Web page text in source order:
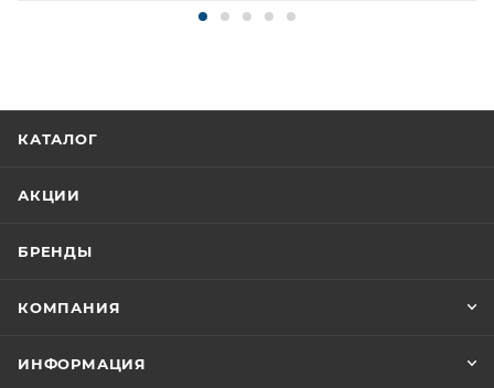
КАТАЛОГ
АКЦИИ
БРЕНДЫ
КОМПАНИЯ
ИНФОРМАЦИЯ